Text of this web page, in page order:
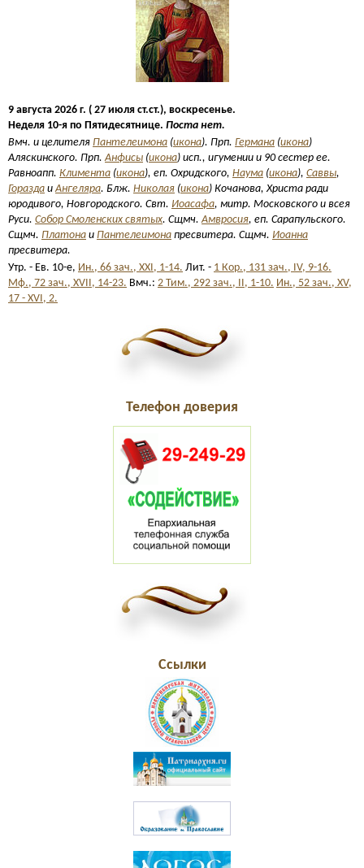
9 августа 2026 г. ( 27 июля ст.ст.), воскресенье.
Неделя 10-я по Пятидесятнице. Поста нет.
Вмч. и целителя Пантелеимона (икона). Прп. Германа (икона)
Аляскинского. Прп.Анфисы (икона) исп., игумении и 90 сестер ее.
Равноапп. Климента (икона), еп. Охридского, Наума (икона), Саввы,
Горазда иАнгеляра. Блж. Николая (икона) Кочанова, Христа ради
юродивого, Новгородского. Свт. Иоасафа, митр. Московского и всея
Руси. Собор Смоленских святых. Сщмч.Амвросия, еп. Сарапульского.
Сщмч. Платона и Пантелеимона пресвитера. Сщмч. Иоанна
пресвитера.
Утр. - Ев. 10-е, Ин., 66 зач., XXI, 1-14. Лит. - 1 Кор., 131 зач., IV, 9-16.
Мф., 72 зач., XVII, 14-23. Вмч.: 2 Тим., 292 зач., II, 1-10. Ин., 52 зач., XV,
17 - XVI, 2.
Телефон доверия
Ссылки